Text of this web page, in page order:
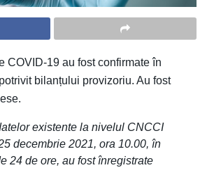
COVID-19 au fost confirmate în
bilanțului provizoriu. Au fost
existente la nivelul CNCCI
decembrie 2021, ora 10.00, în
24 de ore, au fost înregistrate